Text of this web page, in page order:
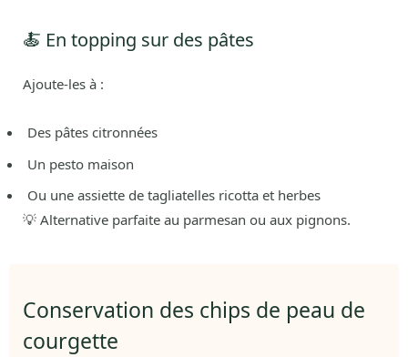
🍝 En topping sur des pâtes
Ajoute-les à :
Des pâtes citronnées
Un pesto maison
Ou une assiette de tagliatelles ricotta et herbes
💡 Alternative parfaite au parmesan ou aux pignons.
Conservation des chips de peau de
courgette